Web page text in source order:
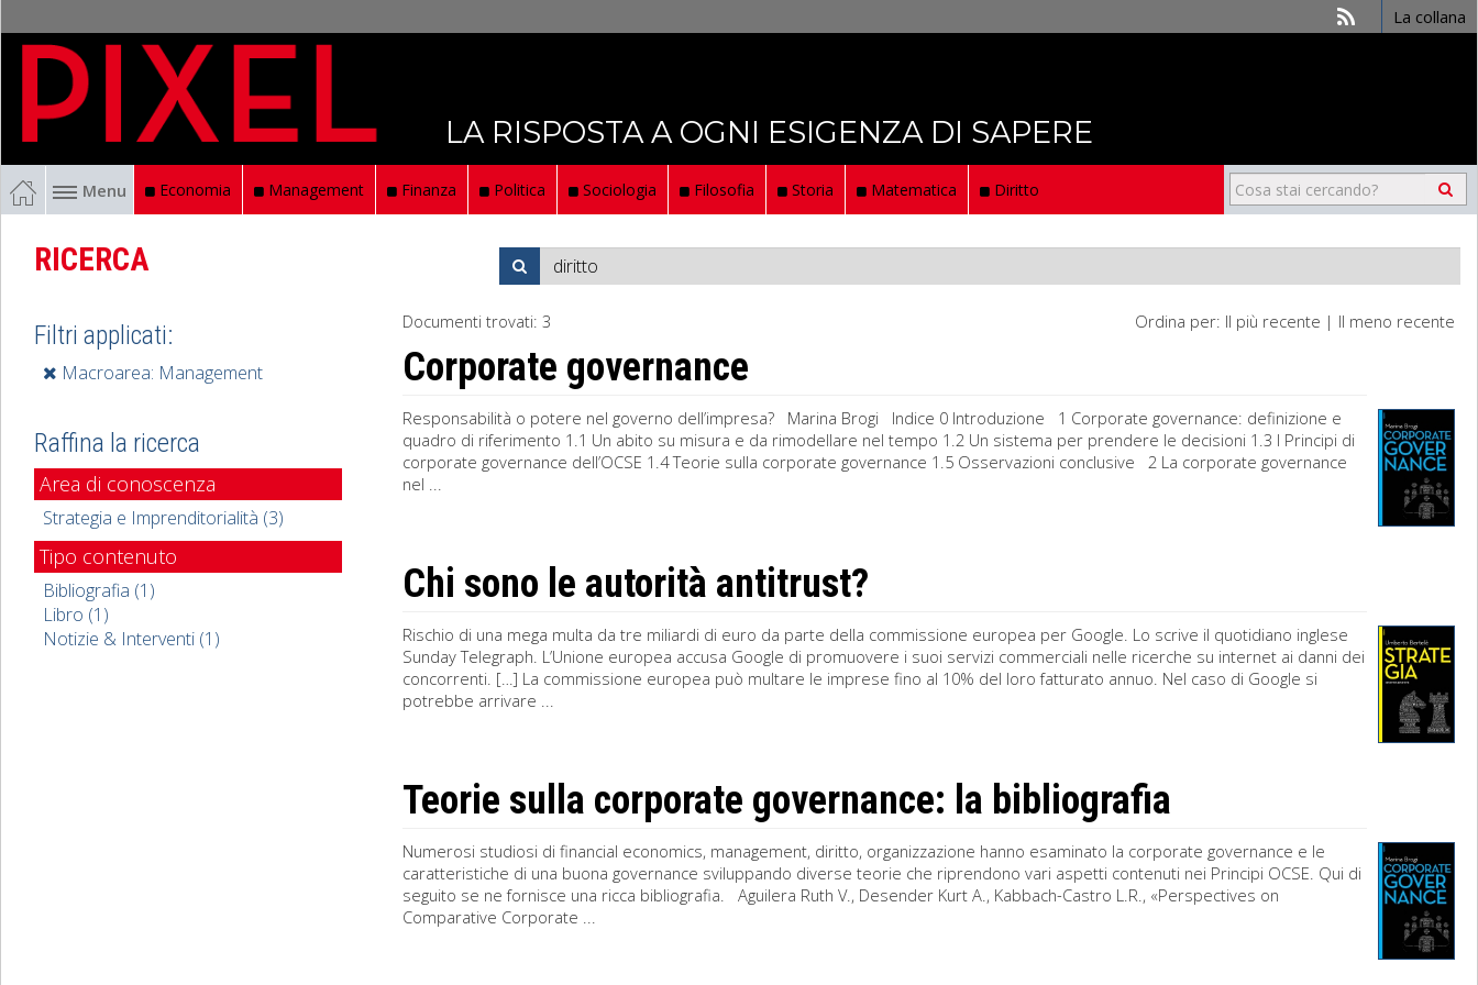
La collana
LA RISPOSTA A OGNI ESIGENZA DI SAPERE
Menu Economia Management Finanza Politica Sociologia Filosofia Storia Matematica Diritto
RICERCA
Ordina per: Il più recente | Il meno recente
Documenti trovati: 3
Corporate governance
Responsabilità o potere nel governo dell’impresa? Marina Brogi Indice 0 Introduzione 1 Corporate governance: definizione e
quadro di riferimento 1.1 Un abito su misura e da rimodellare nel tempo 1.2 Un sistema per prendere le decisioni 1.3 I Principi di
corporate governance dell’OCSE 1.4 Teorie sulla corporate governance 1.5 Osservazioni conclusive 2 La corporate governance
nel ...
Chi sono le autorità antitrust?
Rischio di una mega multa da tre miliardi di euro da parte della commissione europea per Google. Lo scrive il quotidiano inglese
Sunday Telegraph. L’Unione europea accusa Google di promuovere i suoi servizi commerciali nelle ricerche su internet ai danni dei
concorrenti. […] La commissione europea può multare le imprese fino al 10% del loro fatturato annuo. Nel caso di Google si
potrebbe arrivare ...
Teorie sulla corporate governance: la bibliografia
Numerosi studiosi di financial economics, man­agement, diritto, organizzazione hanno esaminato la corporate governance e le
caratteristiche di una buona governance sviluppando diverse teorie che riprendono vari aspetti contenuti nei Principi OCSE. Qui di
seguito se ne fornisce una ricca bibliografia. Aguilera Ruth V., Desender Kurt A., Kabbach-Castro L.R., «Perspectives on
Comparative Corporate ...
Filtri applicati:
Macroarea: Management
Raffina la ricerca
Area di conoscenza
Strategia e Imprenditorialità (3)
Tipo contenuto
Bibliografia (1)
Libro (1)
Notizie & Interventi (1)